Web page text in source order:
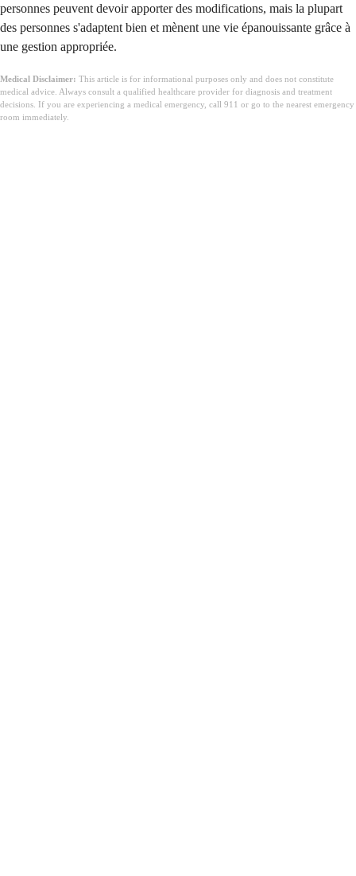
personnes peuvent devoir apporter des modifications, mais la plupart
des personnes s'adaptent bien et mènent une vie épanouissante grâce à
une gestion appropriée.
Medical Disclaimer: This article is for informational purposes only and does not constitute
medical advice. Always consult a qualified healthcare provider for diagnosis and treatment
decisions. If you are experiencing a medical emergency, call 911 or go to the nearest emergency
room immediately.